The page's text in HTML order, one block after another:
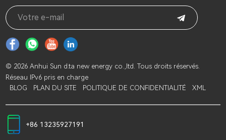
© 2026 Anhui Sun d.ta new energy co.,ltd. Tous droits réservés.
Réseau IPv6 pris en charge
BLOG
PLAN DU SITE POLITIQUE DE CONFIDENTIALITÉ XML
+86 13235927191